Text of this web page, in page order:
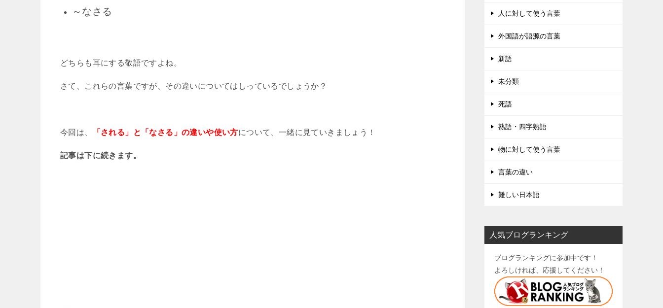
～なさる
どちらも耳にする敬語ですよね。
さて、これらの言葉ですが、その違いについてはしっているでしょうか？
今回は、 「される」と「なさる」の違いや使い方について、一緒に見ていきましょう！
記事は下に続きます。
人に対して使う言葉
外国語が語源の言葉
新語
未分類
死語
熟語・四字熟語
物に対して使う言葉
言葉の違い
難しい日本語
人気ブログランキング
ブログランキングに参加中です！
よろしければ、応援してください！